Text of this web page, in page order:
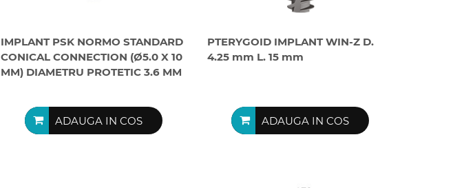
IMPLANT PSK NORMO STANDARD
CONICAL CONNECTION (Ø5.0 X 10
MM) DIAMETRU PROTETIC 3.6 MM
ADAUGA IN COS
PTERYGOID IMPLANT WIN-Z D.
4.25 mm L. 15 mm
ADAUGA IN COS